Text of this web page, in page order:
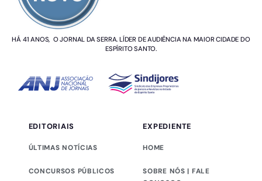
HÁ 41 ANOS, O JORNAL DA SERRA. LÍDER DE AUDIÊNCIA NA MAIOR CIDADE DO
ESPÍRITO SANTO.
EDITORIAIS
ÚLTIMAS NOTÍCIAS
CONCURSOS PÚBLICOS
EXPEDIENTE
HOME
SOBRE NÓS | FALE